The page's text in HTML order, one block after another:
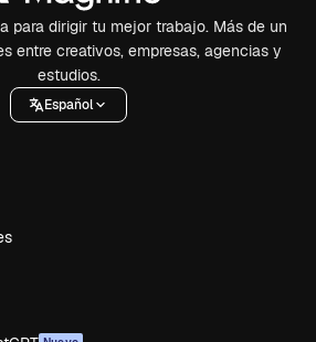
para dirigir tu mejor trabajo. Más de un
entre creativos, empresas, agencias y
estudios.
Español